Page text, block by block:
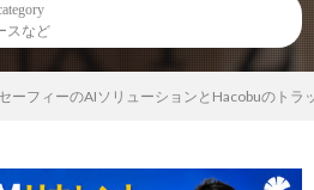
スなど
セーフィーのAIソリューションとHacobuのト